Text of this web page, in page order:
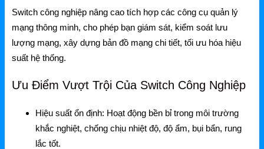
Ruijie Gateway
Ruijie Switch
Phụ kiện Ruijie
Ruijie Firewall
Switch công nghiệp nâng cao tích hợp các công cụ quản lý
mạng thông minh, cho phép bạn giám sát, kiểm soát lưu
lượng mạng, xây dựng bản đồ mạng chi tiết, tối ưu hóa hiệu
suất hệ thống.
Ưu Điểm Vượt Trội Của Switch Công Nghiệp
Hiệu suất ổn định: Hoạt động bền bỉ trong môi trường
khắc nghiệt, chống chịu nhiệt độ, độ ẩm, bụi bẩn, rung
lắc tốt.